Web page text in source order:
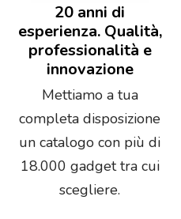
20 anni di
esperienza. Qualità,
professionalità e
innovazione
Mettiamo a tua
completa disposizione
un catalogo con più di
18.000 gadget tra cui
scegliere.